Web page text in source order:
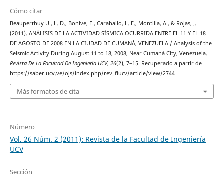
Cómo citar
Beauperthuy U., L. D., Bonive, F., Caraballo, L. F., Montilla, A., & Rojas, J.
(2011). ANÁLISIS DE LA ACTIVIDAD SÍSMICA OCURRIDA ENTRE EL 11 Y EL 18
DE AGOSTO DE 2008 EN LA CIUDAD DE CUMANÁ, VENEZUELA / Analysis of the
Seismic Activity During August 11 to 18, 2008, Near Cumaná City, Venezuela.
Revista De La Facultad De Ingeniería UCV, 26(2), 7–15. Recuperado a partir de
https://saber.ucv.ve/ojs/index.php/rev_fiucv/article/view/2744
Más formatos de cita
Número
Vol. 26 Núm. 2 (2011): Revista de la Facultad de Ingeniería
UCV
Sección